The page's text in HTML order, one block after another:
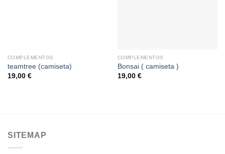
COMPLEMENTOS
teamtree (camiseta)
19,00 €
COMPLEMENTOS
Bonsai ( camiseta )
19,00 €
SITEMAP